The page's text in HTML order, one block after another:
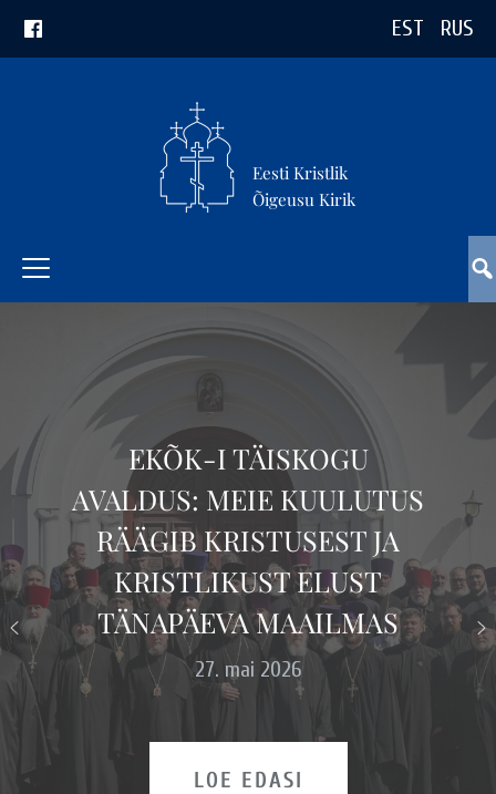
EST RUS
Eesti Kristlik
Õigeusu Kirik
EKÕK-I TÄISKOGU
AVALDUS: MEIE KUULUTUS
RÄÄGIB KRISTUSEST JA
KRISTLIKUST ELUST
TÄNAPÄEVA MAAILMAS
27. mai 2026
LOE EDASI